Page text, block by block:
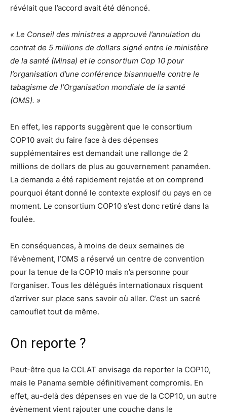
révélait que l’accord avait été dénoncé.
« Le Conseil des ministres a approuvé l’annulation du
contrat de 5 millions de dollars signé entre le ministère
de la santé (Minsa) et le consortium Cop 10 pour
l’organisation d’une conférence bisannuelle contre le
tabagisme de l’Organisation mondiale de la santé
(OMS). »
En effet, les rapports suggèrent que le consortium
COP10 avait du faire face à des dépenses
supplémentaires est demandait une rallonge de 2
millions de dollars de plus au gouvernement panaméen.
La demande a été rapidement rejetée et on comprend
pourquoi étant donné le contexte explosif du pays en ce
moment. Le consortium COP10 s’est donc retiré dans la
foulée.
En conséquences, à moins de deux semaines de
l’évènement, l’OMS a réservé un centre de convention
pour la tenue de la COP10 mais n’a personne pour
l’organiser. Tous les délégués internationaux risquent
d’arriver sur place sans savoir où aller. C’est un sacré
camouflet tout de même.
On reporte ?
Peut-être que la CCLAT envisage de reporter la COP10,
mais le Panama semble définitivement compromis. En
effet, au-delà des dépenses en vue de la COP10, un autre
évènement vient rajouter une couche dans le